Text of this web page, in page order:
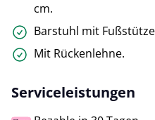
cm.
Barstuhl mit
Mit Rückenlehne.
Serviceleistungen